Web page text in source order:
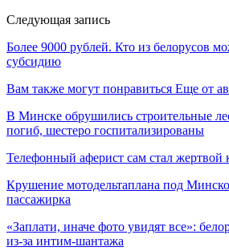
Следующая запись
Более 9000 рублей. Кто из белорусов
субсидию
Вам также могут понравиться Еще от
В Минске обрушились строительные
погиб, шестеро госпитализированы
Телефонный аферист сам стал жертвой
Крушение мотодельтаплана под
пассажирка
«Заплати, иначе фото увидят все»:
из-за интим-шантажа